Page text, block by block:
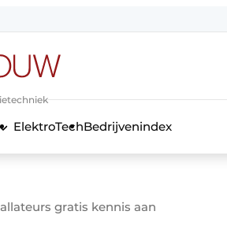
ElektroTechBedrijvenindex
gratis kennis aan